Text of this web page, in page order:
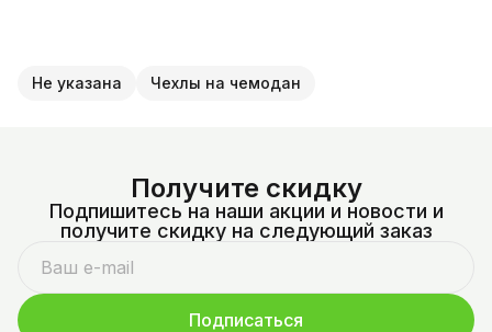
Не указана Чехлы на чемодан
Получите скидку
Подпишитесь на наши акции и новости и
получите скидку на следующий заказ
Подписаться